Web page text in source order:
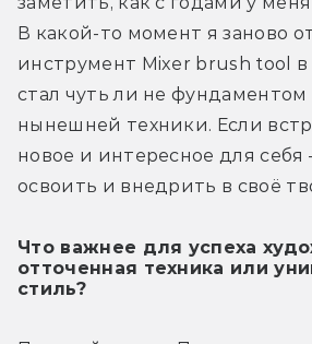
В какой-то момент я заново
инструмент Mixer brush tool
стал чуть ли не
нынешней техники. Если
новое и интересное для
освоить и внедрить в своё
Что важнее для успеха
отточенная техника или
стиль?